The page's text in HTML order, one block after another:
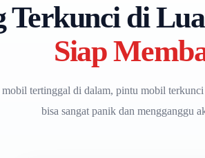
Terkunci di
Siap
tertinggal di dalam, pintu mobil
bisa sangat panik dan mengganggu